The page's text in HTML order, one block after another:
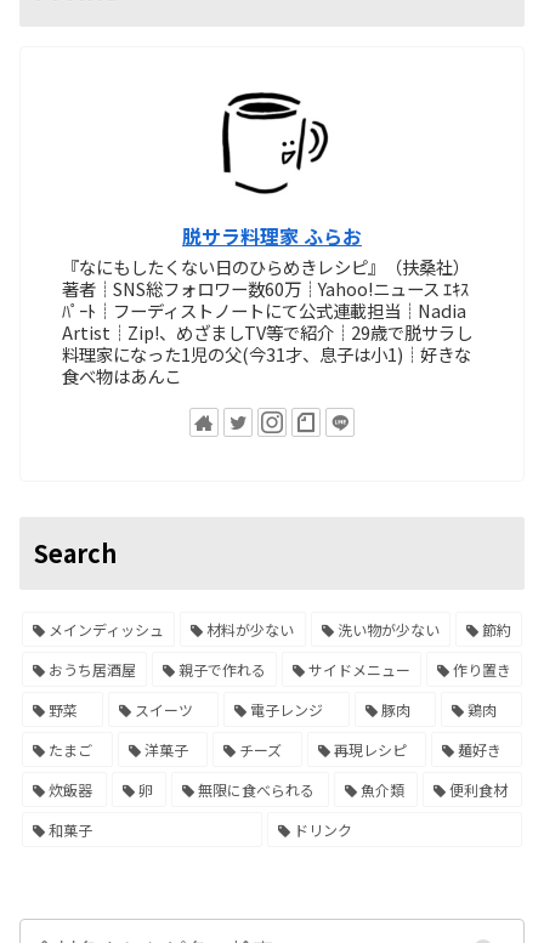
脱サラ料理家 ふらお
『なにもしたくない日のひらめきレシピ』（扶桑社）
著者┊SNS総フォロワー数60万┊Yahoo!ニュース ｴｷｽ
ﾊﾟｰﾄ┊フーディストノートにて公式連載担当┊Nadia
Artist┊Zip!、めざましTV等で紹介┊29歳で脱サラし
料理家になった1児の父(今31才、息子は小1)┊好きな
食べ物はあんこ
Search
メインディッシュ 材料が少ない 洗い物が少ない
節約
おうち居酒屋
親子で作れる サイドメニュー
作り置き
野菜
スイーツ 電子レンジ 豚肉
鶏肉
たまご
洋菓子 チーズ 再現レシピ
麺好き
炊飯器
卵 無限に食べられる 魚介類
便利食材
和菓子
ドリンク